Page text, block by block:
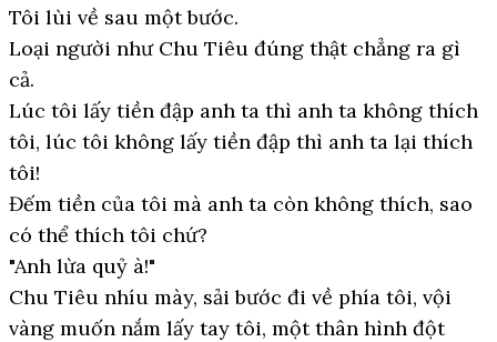
Tôi lùi về sau một bước.
Loại người như Chu Tiêu đúng thật chẳng ra gì
cả.
Lúc tôi lấy tiền đập anh ta thì anh ta không thích
tôi, lúc tôi không lấy tiền đập thì anh ta lại thích
tôi!
Đếm tiền của tôi mà anh ta còn không thích, sao
có thể thích tôi chứ?
"Anh lừa quỷ à!"
Chu Tiêu nhíu mày, sải bước đi về phía tôi, vội
vàng muốn nắm lấy tay tôi, một thân hình đột